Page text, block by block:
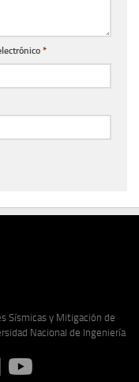
*
Sísmicas y Mitigación de
Nacional de Ingeniería